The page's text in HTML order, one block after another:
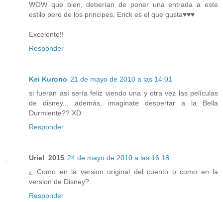
WOW que bien, deberían de poner una entrada a este
estilo pero de los principes, Erick es el que gusta♥♥♥
Excelente!!
Responder
Kei Kurono 21 de mayo de 2010 a las 14:01
si fueran así sería feliz viendo una y otra vez las películas
de disney... además, imaginate despertar a la Bella
Durmiente?? XD
Responder
Uriel_2015 24 de mayo de 2010 a las 16:18
¿ Como en la version original del cuento o como en la
version de Disney?
Responder